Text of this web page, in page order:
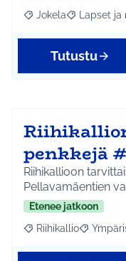
Rajaa tulokset
Jokela RajaaLapset
Tutustu
penkkejä
Riihikallioon
Pellavamäentien
Etenee jatkoon
Rajaa tulokset
Riihikallio Rajaa